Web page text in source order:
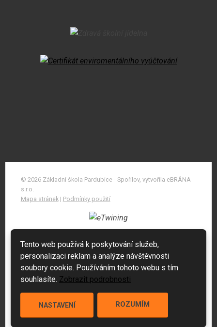
© 2026 Základní škola Pardubice - Spořilov, vytvořila eBRÁNA
s.r.o.
Mapa stránek| Podmínky použití
Tento web používá k poskytování služeb,
personalizaci reklam a analýze návštěvnosti
soubory cookie. Používáním tohoto webu s tím
souhlasíte. Zobrazit podrobnosti
NASTAVENÍ ROZUMÍM